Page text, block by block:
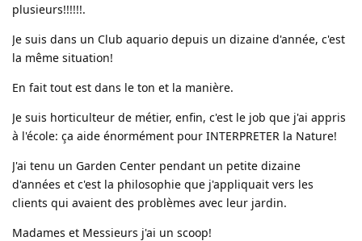
plusieurs!!!!!!.
Je suis dans un Club aquario depuis un dizaine d'année, c'est
la même situation!
En fait tout est dans le ton et la manière.
Je suis horticulteur de métier, enfin, c'est le job que j'ai appris
à l'école: ça aide énormément pour INTERPRETER la Nature!
J'ai tenu un Garden Center pendant un petite dizaine
d'années et c'est la philosophie que j'appliquait vers les
clients qui avaient des problèmes avec leur jardin.
Madames et Messieurs j'ai un scoop!